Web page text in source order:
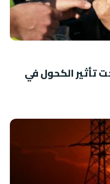
تأثير الكحول في